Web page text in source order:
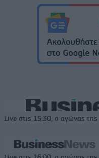
Live στις 15:30, ο αγώνας